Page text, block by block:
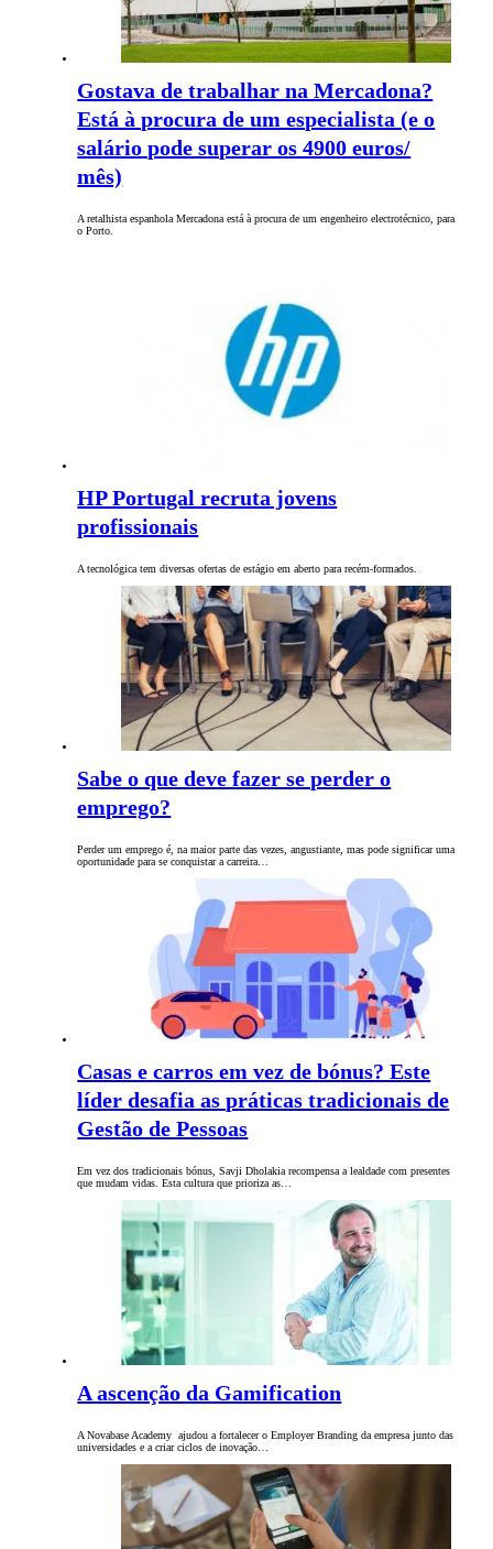
Gostava de trabalhar na Mercadona?
Está à procura de um especialista (e o
salário pode superar os 4900 euros/
mês)
A retalhista espanhola Mercadona está à procura de um engenheiro electrotécnico, para
o Porto.
HP Portugal recruta jovens
profissionais
A tecnológica tem diversas ofertas de estágio em aberto para recém-formados.
Sabe o que deve fazer se perder o
emprego?
Perder um emprego é, na maior parte das vezes, angustiante, mas pode significar uma
oportunidade para se conquistar a carreira…
Casas e carros em vez de bónus? Este
líder desafia as práticas tradicionais de
Gestão de Pessoas
Em vez dos tradicionais bónus, Savji Dholakia recompensa a lealdade com presentes
que mudam vidas. Esta cultura que prioriza as…
A ascenção da Gamification
A Novabase Academy ajudou a fortalecer o Employer Branding da empresa junto das
universidades e a criar ciclos de inovação…